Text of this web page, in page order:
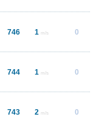
746 1 m/s 0
744 1 m/s 0
743 2 m/s 0